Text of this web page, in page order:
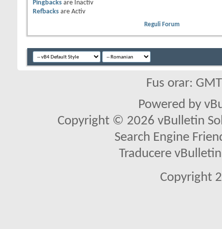
Pingbacks are
Inactiv
Refbacks are Activ
Reguli Forum
Fus orar:
Powered by
Copyright © 2026 vBulletin
Search Engine
Traducere
Copyright